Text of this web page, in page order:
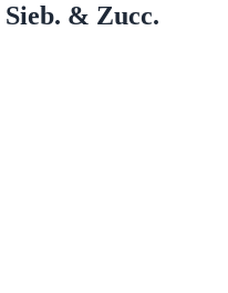
Sieb. & Zucc.